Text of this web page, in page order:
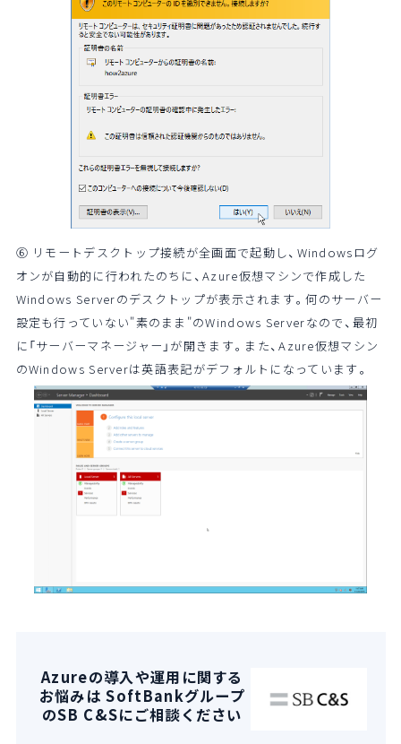
⑥ リモートデスクトップ接続が全画面で起動し、Windowsログ
オンが自動的に行われたのちに、Azure仮想マシンで作成した
Windows Serverのデスクトップが表示されます。何のサーバー
設定も行っていない"素のまま"のWindows Serverなので、最初
に「サーバーマネージャー」が開きます。また、Azure仮想マシン
のWindows Serverは英語表記がデフォルトになっています。
Azureの導入や運用に関する
お悩みは SoftBankグループ
のSB C&Sにご相談ください